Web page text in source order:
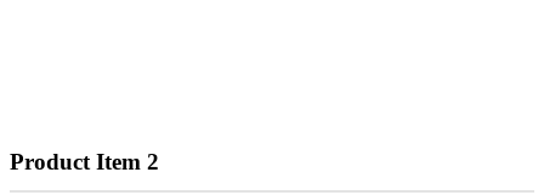
Product Item 2